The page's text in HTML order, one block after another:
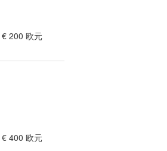
€ 200 欧元
€ 400 欧元